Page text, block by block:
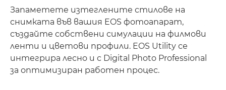
Запаметете изтеглените стилове на
снимката във вашия EOS фотоапарат,
създайте собствени симулации на филмови
ленти и цветови профили. EOS Utility се
интегрира лесно и с Digital Photo Professional
за оптимизиран работен процес.